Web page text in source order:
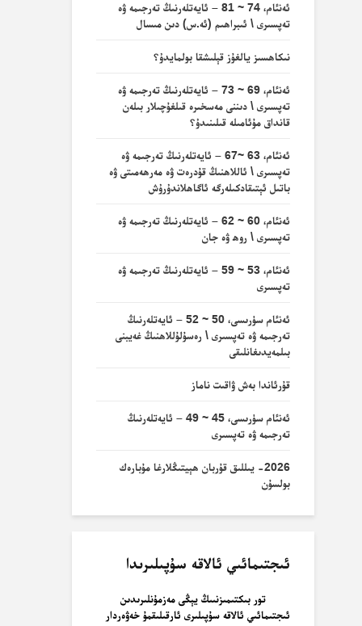
ئەنئام، 74 ~ 81 – ئايەتلەرنىڭ تەرجىمە ۋە
تەپسىرى \ ئىبراھىم (ئە.س) دىن مىسال
نىكاھسىز يالغۇز قېلىشقا بولمايدۇ؟
ئەنئام، 69 ~ 73 – ئايەتلەرنىڭ تەرجىمە ۋە
تەپسىرى \ دىننى مەسخىرە قىلغۇچىلار بىلەن
قانداق مۇئامىلە قىلىنىدۇ؟
ئەنئام، 63 ~67 – ئايەتلەرنىڭ تەرجىمە ۋە
تەپسىرى \ ئاللاھنىڭ قۇدرەت ۋە مەرھەمىتى ۋە
باتىل ئېتىقادكىلەرگە ئاگاھلاندۇرۇش
ئەنئام، 60 ~ 62 – ئايەتلەرنىڭ تەرجىمە ۋە
تەپسىرى \ روھ ۋە جان
ئەنئام، 53 ~ 59 – ئايەتلەرنىڭ تەرجىمە ۋە
تەپسىرى
ئەنئام سۈرىسى، 50 ~ 52 – ئايەتلەرنىڭ
تەرجىمە ۋە تەپسىرى \ رەسۇلۇللاھنىڭ غەيبنى
بىلمەيدىغانلىقى
قۇرئاندا بەش ۋاقىت ناماز
ئەنئام سۈرىسى، 45 ~ 49 – ئايەتلەرنىڭ
تەرجىمە ۋە تەپسىرى
2026- يىللىق قۇربان ھېيتىڭلارغا مۇبارەك
بولسۇن
ئىجتىمائىي ئالاقە سۇپىلىرىدا
تور بىكتىمىزنىىڭ يېڭى مەزمۇنلىرىدىن
ئىجتىمائىي ئالاقە سۇپىلىرى ئارقىلىقمۇ خەۋەردار